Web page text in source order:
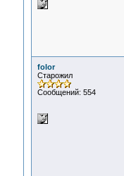
folor
Старожил
Сообщений: 554